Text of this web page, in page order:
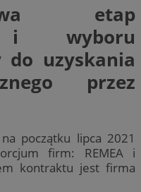
etap
i wyboru
do uzyskania
przez
początku lipca 2021
firm: REMEA i
kontraktu jest firma